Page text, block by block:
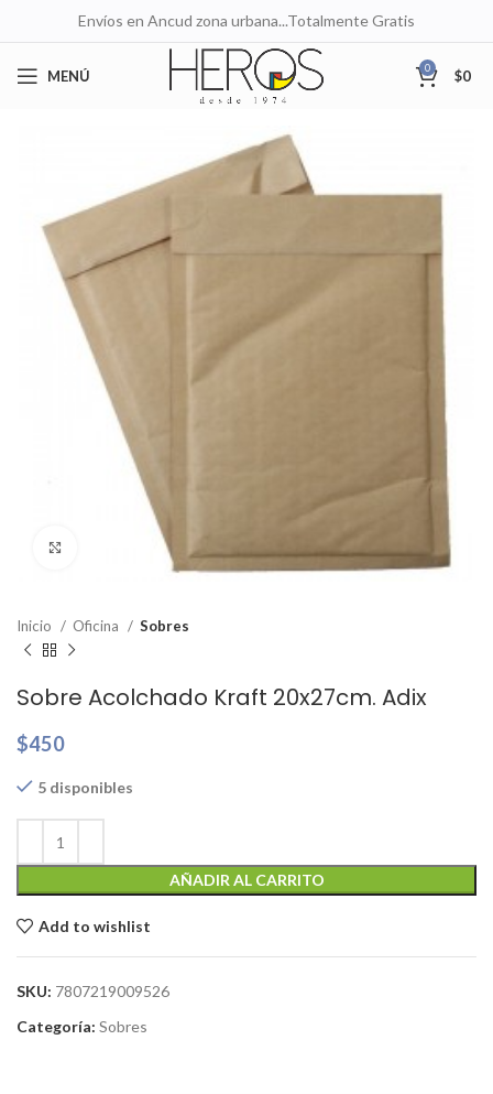
Envíos en Ancud zona urbana...Totalmente Gratis
MENÚ 0 $0
Clic para ampliar
Inicio Oficina Sobres
Sobre Acolchado Kraft 20x27cm. Adix
$450
5 disponibles
AÑADIR AL CARRITO
Add to wishlist
SKU: 7807219009526
Categoría: Sobres